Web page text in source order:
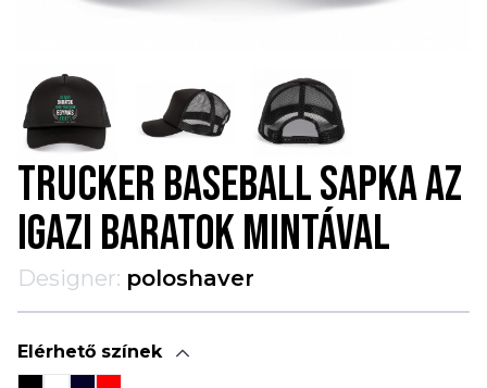
TRUCKER BASEBALL SAPKA AZ
IGAZI BARATOK MINTÁVAL
Designer: poloshaver
Elérhető színek